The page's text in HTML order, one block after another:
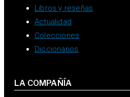
Libros y reseñas
Actualidad
Colecciones
Diccionarios
LA COMPAÑÍA